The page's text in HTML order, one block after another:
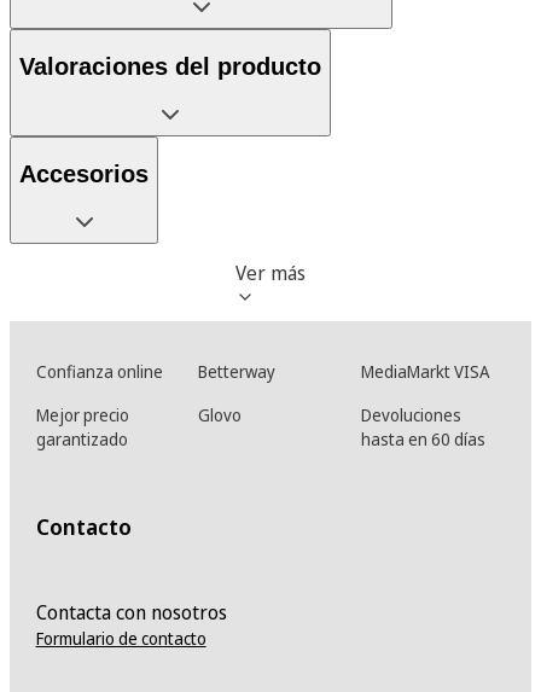
Valoraciones del producto
Accesorios
Ver más
Confianza online Betterway
MediaMarkt VISA
Mejor precio
garantizado
Glovo
Devoluciones
hasta en 60 días
Contacto
Contacta con nosotros
Formulario de contacto